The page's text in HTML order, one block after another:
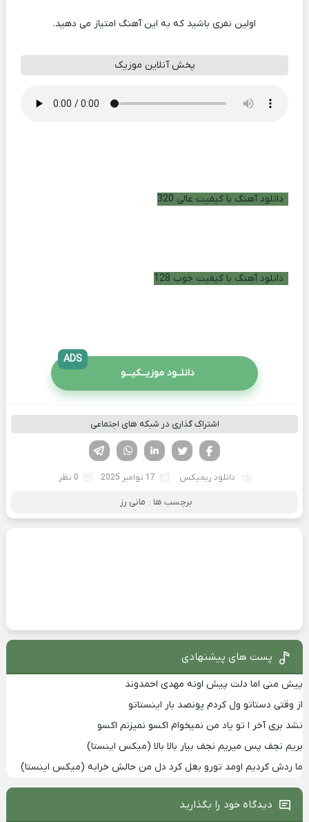
اولین نفری باشید که به این آهنگ امتیاز می دهید.
پخش آنلاین موزیک
دانلود آهنگ با کیفیت عالی 320
دانلود آهنگ با کیفیت خوب 128
دانلــود موزیــکیـــو
ADS
اشتراک گذاری در شبکه های اجتماعی
لینکدین تویتر
فیسوک
دانلود ریمیکس 17 نوامبر 2025 0 نظر
برچسب ها : مانی رز
پست های پیشنهادی
پیش منی اما دلت پیش اونه مهدی احمدوند
از وقتی دستاتو ول کردم پونصد بار اینستاتو
نشد بری آخر ا تو یاد من نمیخوام اکسو نمیزنم اکسو
بریم نجف پس میریم نجف بیار بالا بالا (میکس اینستا)
ما ردش کردیم اومد تورو بغل کرد دل من حالش خرابه (میکس اینستا)
دیدگاه خود را بگذارید